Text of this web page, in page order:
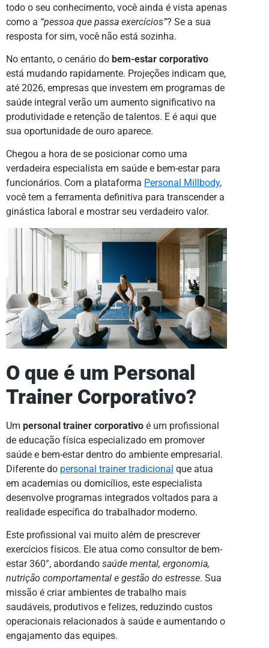
todo o seu conhecimento, você ainda é vista apenas
como a “pessoa que passa exercícios”? Se a sua
resposta for sim, você não está sozinha.
No entanto, o cenário do bem-estar corporativo
está mudando rapidamente. Projeções indicam que,
até 2026, empresas que investem em programas de
saúde integral verão um aumento significativo na
produtividade e retenção de talentos. E é aqui que
sua oportunidade de ouro aparece.
Chegou a hora de se posicionar como uma
verdadeira especialista em saúde e bem-estar para
funcionários. Com a plataforma Personal Millbody,
você tem a ferramenta definitiva para transcender a
ginástica laboral e mostrar seu verdadeiro valor.
O que é um Personal
Trainer Corporativo?
Um personal trainer corporativo é um profissional
de educação física especializado em promover
saúde e bem-estar dentro do ambiente empresarial.
Diferente do personal trainer tradicional que atua
em academias ou domicílios, este especialista
desenvolve programas integrados voltados para a
realidade específica do trabalhador moderno.
Este profissional vai muito além de prescrever
exercícios físicos. Ele atua como consultor de bem-
estar 360°, abordando saúde mental, ergonomia,
nutrição comportamental e gestão do estresse. Sua
missão é criar ambientes de trabalho mais
saudáveis, produtivos e felizes, reduzindo custos
operacionais relacionados à saúde e aumentando o
engajamento das equipes.